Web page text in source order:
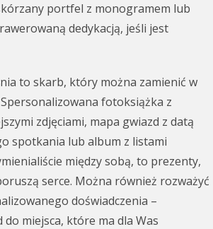
portfel z monogramem lub
dedykacją, jeśli jest
to skarb, który można zamienić w
fotoksiążka z
zdjęciami, mapa gwiazd z datą
spotkania lub album z listami
między sobą, to prezenty,
serce. Można również rozważyć
doświadczenia –
do miejsca, które ma dla Was